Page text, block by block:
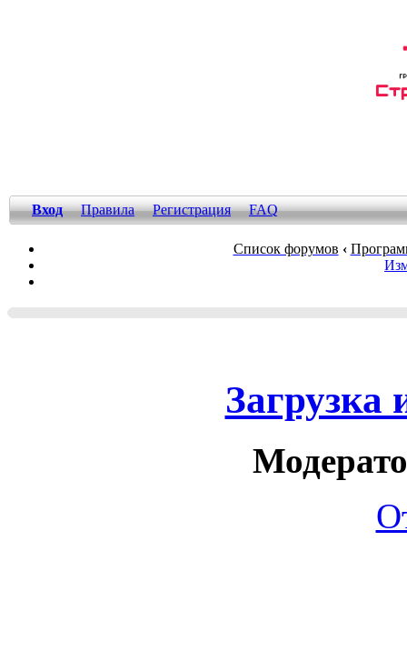
Вход Правила Регистрация FAQ
Список форумов ‹
Загрузка